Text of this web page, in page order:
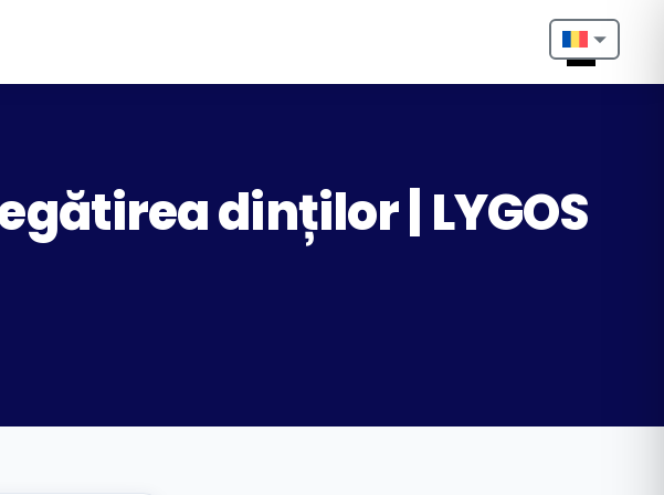
Nederlands
Deutsch
dinților | LYGOS